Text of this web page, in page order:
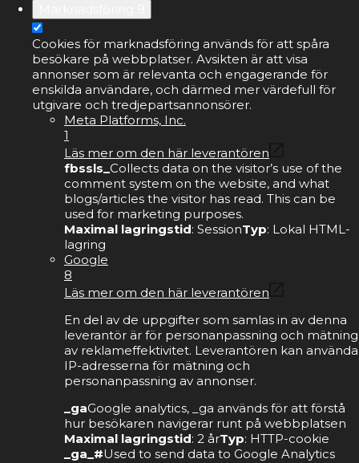
Cookies för marknadsföring används för att spåra
besökare på webbplatser. Avsikten är att visa
annonser som är relevanta och engagerande för
enskilda användare, och därmed mer värdefull för
utgivare och tredjepartsannonsörer.
Meta Platforms, Inc.
1
Läs mer om den här leverantören
fbssls_ Collects data on the visitor’s use of the
comment system on the website, and what
blogs/articles the visitor has read. This can be
used for marketing purposes.
Maximal lagringstid: SessionTyp: Lokal HTML-
lagring
Google
8
Läs mer om den här leverantören
En del av de uppgifter som samlas in av denna
leverantör är för personanpassning och mätning
av reklameffektivitet. Leverantören kan använda
IP-adresserna för mätning och
personanpassning av annonser.
_gaGoogle analytics, _ga används för att förstå
hur besökaren navigerar runt på webbplatsen
Maximal lagringstid: 2 årTyp: HTTP-cookie
_ga_#Used to send data to Google Analytics